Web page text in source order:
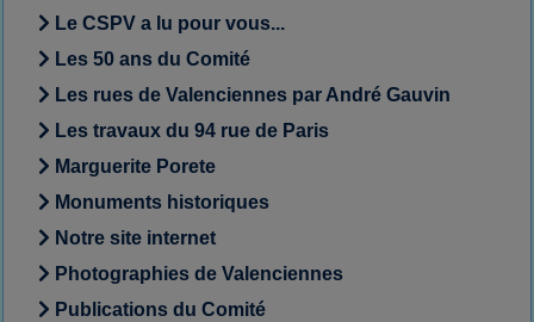
Le CSPV a lu pour vous...
Les 50 ans du Comité
Les rues de Valenciennes par André Gauvin
Les travaux du 94 rue de Paris
Marguerite Porete
Monuments historiques
Notre site internet
Photographies de Valenciennes
Publications du Comité